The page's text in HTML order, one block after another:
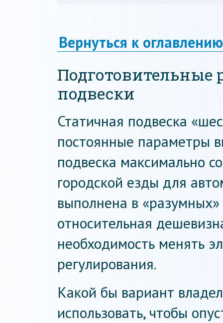
Вернуться к оглавлению
подвески
Статичная подвеска
постоянные параметры
подвеска максимально
городской езды для
выполнена в
относительная
необходимость менять
регулирования.
Какой бы вариант
использовать, чтобы